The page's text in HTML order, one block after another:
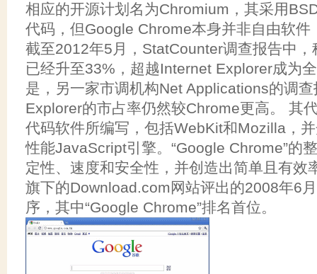
相应的开源计划名为Chromium，其采用
代码，但Google Chrome本身并非自由软件
截至2012年5月，StatCounter调查报告中
已经升至33%，超越Internet Explorer成为
是，另一家市调机构Net Applications的调
Explorer的市占率仍然较Chrome更高。 其
代码软件所编写，包括WebKit和Mozilla，并
性能JavaScript引擎。“Google Chrome”的
定性、速度和安全性，并创造出简单且有效
旗下的Download.com网站评出的2008年6
序，其中“Google Chrome”排名首位。